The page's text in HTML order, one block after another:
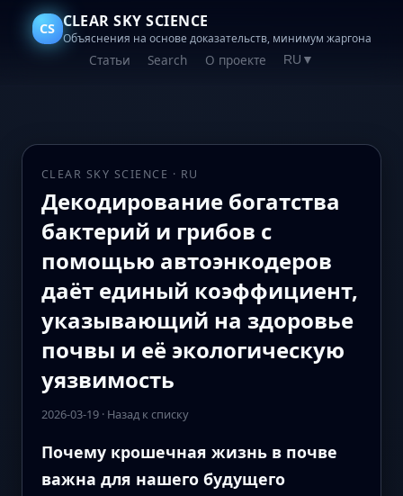
CS CLEAR SKY SCIENCE
Объяснения на основе доказательств, минимум жаргона
Статьи Search О проекте RU ▼
CLEAR SKY SCIENCE · RU
Декодирование богатства
бактерий и грибов с
помощью автоэнкодеров
даёт единый коэффициент,
указывающий на здоровье
почвы и её экологическую
уязвимость
2026-03-19· Назад к списку
Почему крошечная жизнь в почве
важна для нашего будущего